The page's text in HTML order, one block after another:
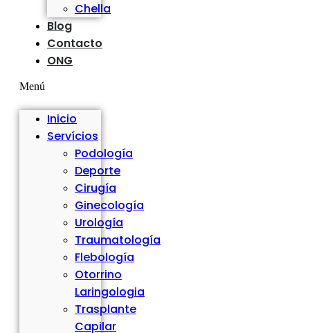
Chella
Blog
Contacto
ONG
Menú
Inicio
Servícios
Podología
Deporte
Cirugía
Ginecología
Urología
Traumatología
Flebología
Otorrino
Laringologia
Trasplante
Capilar